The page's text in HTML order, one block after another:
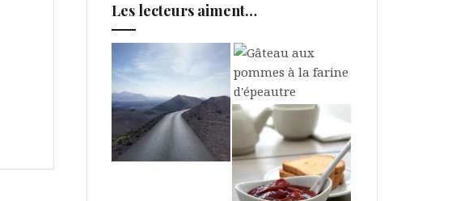
Les lecteurs aiment…